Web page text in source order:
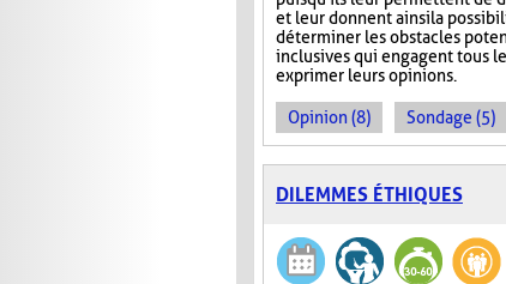
et leur donnent ainsi la
déterminer les obstacles
inclusives qui engagent tous
exprimer leurs opinions.
Opinion (8) Sondage (5)
DILEMMES ÉTHIQUES